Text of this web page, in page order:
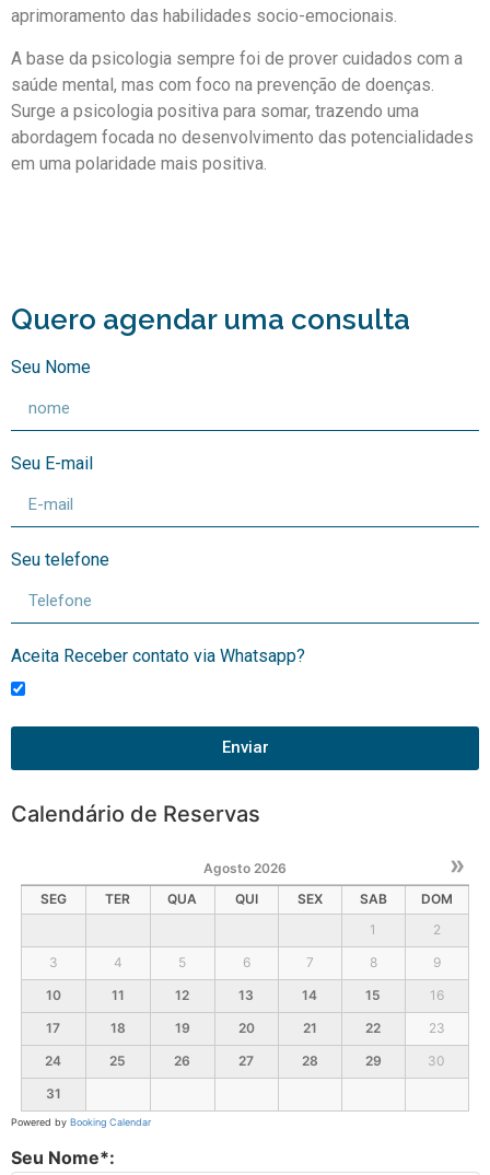
aprimoramento das habilidades socio-emocionais.
A base da psicologia sempre foi de prover cuidados com a
saúde mental, mas com foco na prevenção de doenças.
Surge a psicologia positiva para somar, trazendo uma
abordagem focada no desenvolvimento das potencialidades
em uma polaridade mais positiva.
Quero agendar uma consulta
Seu Nome
Seu E-mail
Seu telefone
Aceita Receber contato via Whatsapp?
Enviar
Calendário de Reservas
»
Agosto 2026
SEG
TER QUA QUI SEX SAB
DOM
1
2
3
4 5 6 7 8
9
10
11 12 13 14 15
16
17
18 19 20 21 22
23
24
25 26 27 28 29
30
31
Powered by Booking Calendar
Seu Nome*: